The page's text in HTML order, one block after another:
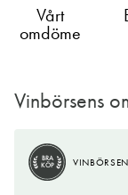
Vårt
omdöme
Vinbörsens
BRA
KÖP